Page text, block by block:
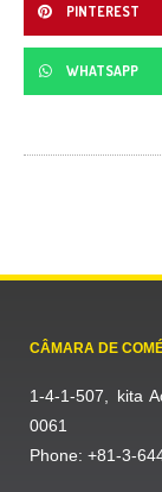
PINTEREST
WHATSAPP
CÂMARA DE
1-4-1-507, kita
0061
Phone: +81-3-